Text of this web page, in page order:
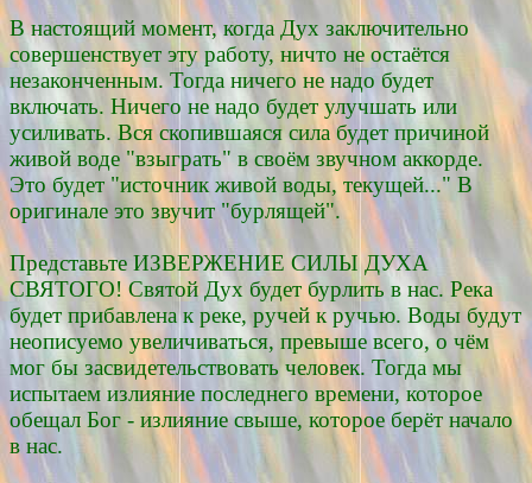
В настоящий момент, когда Дух заключительно
совершенствует эту работу, ничто не остаётся
незаконченным. Тогда ничего не надо будет
включать. Ничего не надо будет улучшать или
усиливать. Вся скопившаяся сила будет причиной
живой воде "взыграть" в своём звучном аккорде.
Это будет "источник живой воды, текущей..." В
оригинале это звучит "бурлящей".
Представьте ИЗВЕРЖЕНИЕ СИЛЫ ДУХА
СВЯТОГО! Святой Дух будет бурлить в нас. Река
будет прибавлена к реке, ручей к ручью. Воды будут
неописуемо увеличиваться, превыше всего, о чём
мог бы засвидетельствовать человек. Тогда мы
испытаем излияние последнего времени, которое
обещал Бог - излияние свыше, которое берёт начало
в нас.